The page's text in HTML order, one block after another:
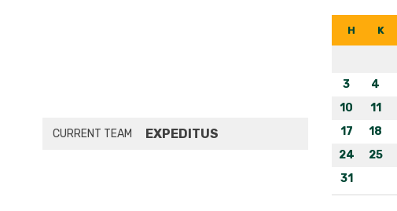
CURRENT TEAM EXPEDITUS
H K
3
4
10
11
17
18
24
25
31